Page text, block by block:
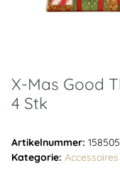
X-Mas Good
4 Stk
Artikelnummer: 158505
Kategorie: Accessoires